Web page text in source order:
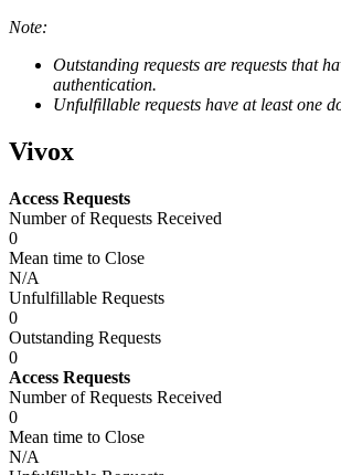
Note:
Outstanding requests are requests that
authentication.
Unfulfillable requests have at least one
Vivox
Access Requests
Number of Requests Received
0
Mean time to Close
N/A
Unfulfillable Requests
0
Outstanding Requests
0
Access Requests
Number of Requests Received
0
Mean time to Close
N/A